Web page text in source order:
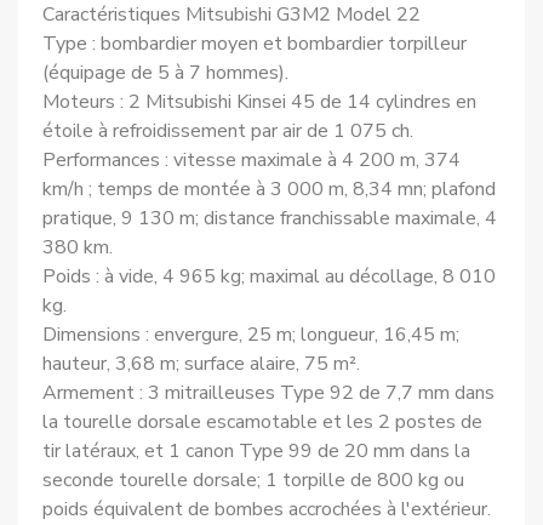
Caractéristiques Mitsubishi G3M2 Model 22
Type : bombardier moyen et bombardier torpilleur
(équipage de 5 à 7 hommes).
Moteurs : 2 Mitsubishi Kinsei 45 de 14 cylindres en
étoile à refroidissement par air de 1 075 ch.
Performances : vitesse maximale à 4 200 m, 374
km/h ; temps de montée à 3 000 m, 8,34 mn; plafond
pratique, 9 130 m; distance franchissable maximale, 4
380 km.
Poids : à vide, 4 965 kg; maximal au décollage, 8 010
kg.
Dimensions : envergure, 25 m; longueur, 16,45 m;
hauteur, 3,68 m; surface alaire, 75 m².
Armement : 3 mitrailleuses Type 92 de 7,7 mm dans
la tourelle dorsale escamotable et les 2 postes de
tir latéraux, et 1 canon Type 99 de 20 mm dans la
seconde tourelle dorsale; 1 torpille de 800 kg ou
poids équivalent de bombes accrochées à l'extérieur.